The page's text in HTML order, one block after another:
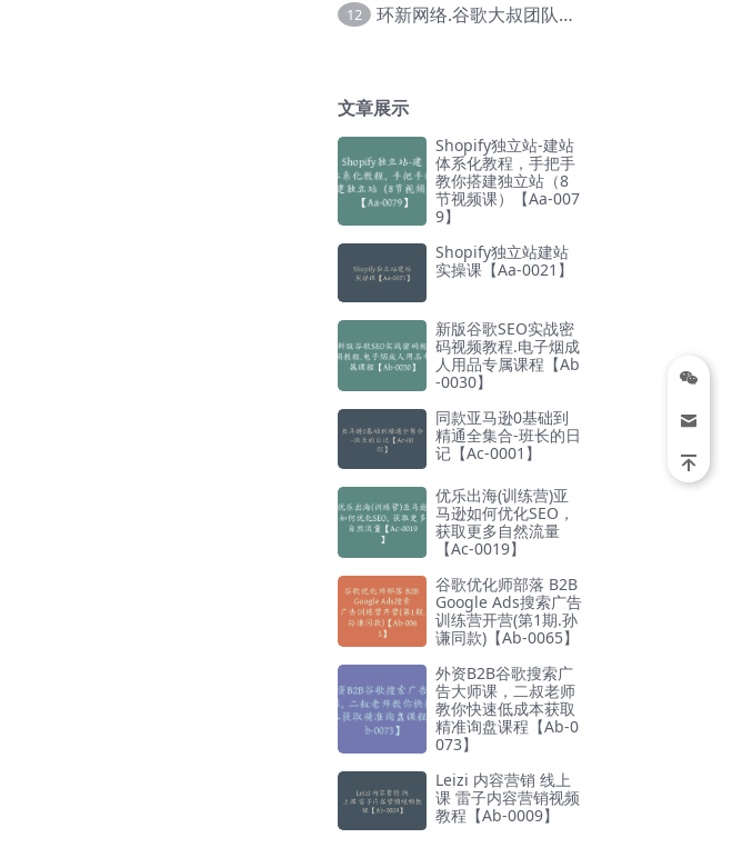
12 环新网络.谷歌大叔团队谷歌SEO实战教程【Ab-0024】
文章展示
Shopify独立站-建站
体系化教程，手把手
教你搭建独立站（8
节视频课）【Aa-007
9】
Shopify独立站建站
实操课【Aa-0021】
新版谷歌SEO实战密
码视频教程.电子烟成
人用品专属课程【Ab
-0030】
同款亚马逊0基础到
精通全集合-班长的日
记【Ac-0001】
优乐出海(训练营)亚
马逊如何优化SEO，
获取更多自然流量
【Ac-0019】
谷歌优化师部落 B2B
Google Ads搜索广告
训练营开营(第1期.孙
谦同款)【Ab-0065】
外资B2B谷歌搜索广
告大师课，二叔老师
教你快速低成本获取
精准询盘课程【Ab-0
073】
Leizi 内容营销 线上
课 雷子内容营销视频
教程【Ab-0009】